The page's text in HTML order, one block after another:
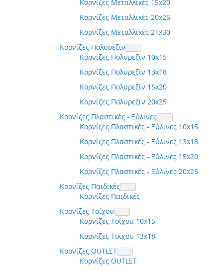
Κορνίζες Μεταλλικές 15x20
Κορνίζες Μεταλλικές 20x25
Κορνίζες Μεταλλικές 21x30
Κορνίζες Πολυρεζίν
Κορνίζες Πολυρεζίν 10x15
Κορνίζες Πολυρεζίν 13x18
Κορνίζες Πολυρεζίν 15x20
Κορνίζες Πολυρεζίν 20x25
Κορνίζες Πλαστικές - Ξύλινες
Κορνίζες Πλαστικές - Ξύλινες 10x15
Κορνίζες Πλαστικές - Ξύλινες 13x18
Κορνίζες Πλαστικές - Ξύλινες 15x20
Κορνίζες Πλαστικές - Ξύλινες 20x25
Κορνίζες Παιδικές
Κορνίζες Παιδικές
Κορνίζες Τοίχου
Κορνίζες Τοίχου 10x15
Κορνίζες Τοίχου 13x18
Κορνίζες OUTLET
Κορνίζες OUTLET